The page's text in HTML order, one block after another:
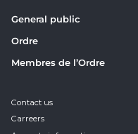
General public
Ordre
Membres de l’Ordre
Contact us
Carreers